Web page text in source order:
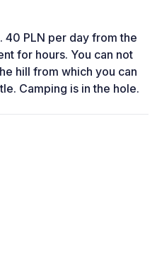
40 PLN per day from the
for hours. You can not
hill from which you can
Camping is in the hole.